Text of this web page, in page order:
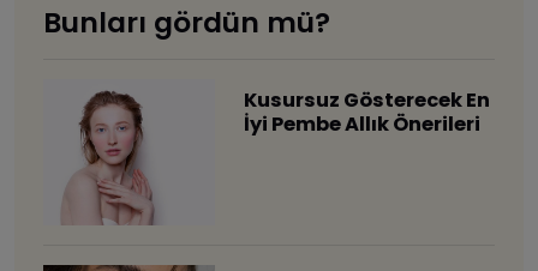
Bunları gördün mü?
Kusursuz Gösterecek En
İyi Pembe Allık Önerileri